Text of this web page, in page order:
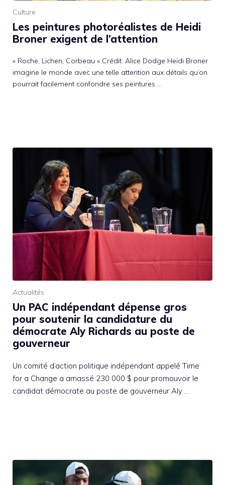
Culture
Les peintures photoréalistes de Heidi
Broner exigent de l’attention
« Roche, Lichen, Corbeau » Crédit: Alice Dodge Heidi Broner
imagine le monde avec une telle attention aux détails qu’on
pourrait facilement confondre ses peintures …
Actualités
Un PAC indépendant dépense gros
pour soutenir la candidature du
démocrate Aly Richards au poste de
gouverneur
Un comité d’action politique indépendant appelé Time
for a Change a amassé 230 000 $ pour promouvoir le
candidat démocrate au poste de gouverneur Aly …